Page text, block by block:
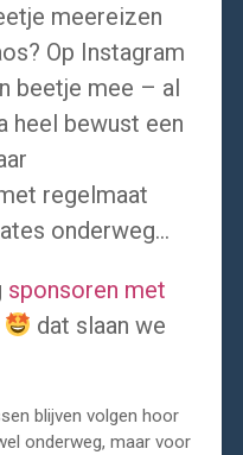
meereizen
Op Instagram
beetje mee – al
heel bewust een
regelmaat
onderweg…
sponsoren met
dat slaan we
blijven volgen hoor
onderweg, maar voor